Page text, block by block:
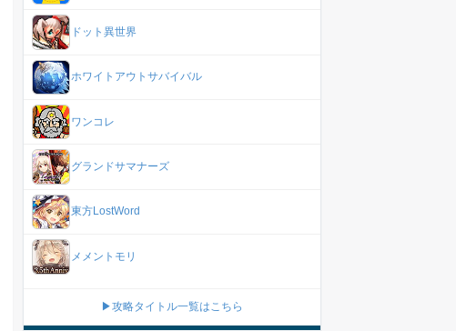
ドット異世界
ホワイトアウトサバイバル
ワンコレ
グランドサマナーズ
東方LostWord
メメントモリ
▶攻略タイトル一覧はこちら